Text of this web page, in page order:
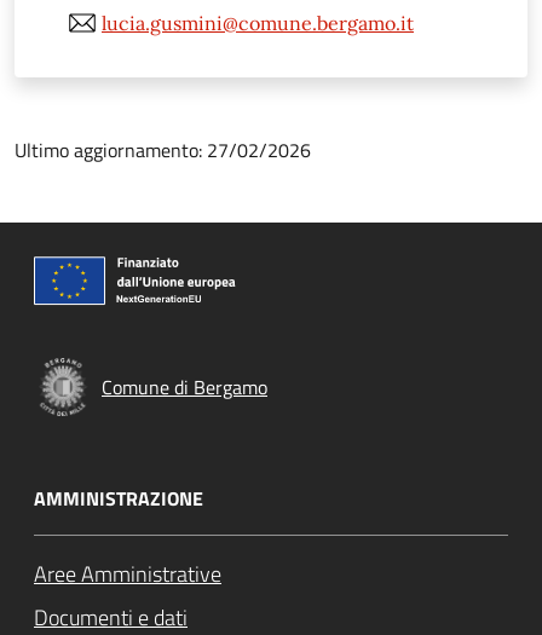
lucia.gusmini@comune.bergamo.it
Ultimo aggiornamento: 27/02/2026
Comune di Bergamo
AMMINISTRAZIONE
Aree Amministrative
Documenti e dati